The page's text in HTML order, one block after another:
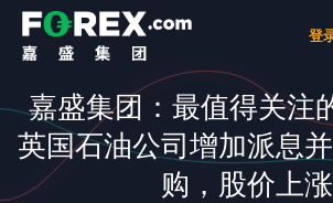
登
嘉盛集团：最值得关注
英国石油公司增加派息
购，股价上涨